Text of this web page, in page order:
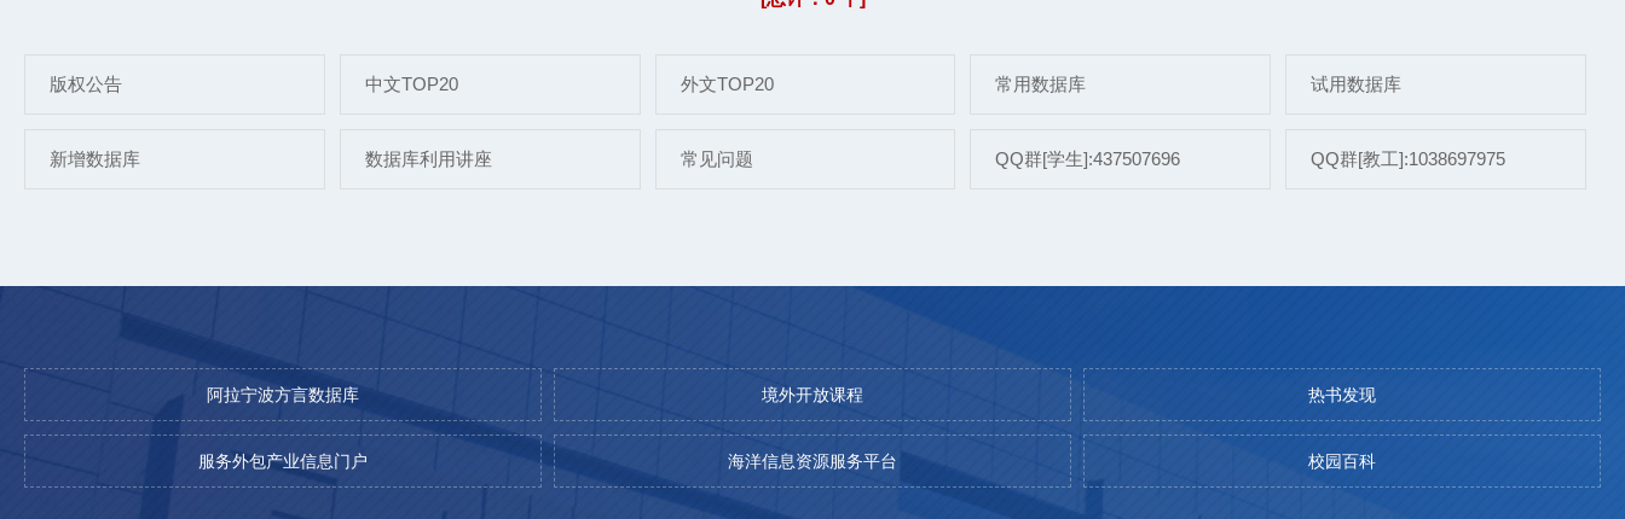
版权公告 中文TOP20 外文TOP20 常用数据库 试用数据库
新增数据库 数据库利用讲座 常见问题 QQ群[学生]:437507696 QQ群[教工]:1038697975
阿拉宁波方言数据库 境外开放课程 热书发现
服务外包产业信息门户 海洋信息资源服务平台 校园百科